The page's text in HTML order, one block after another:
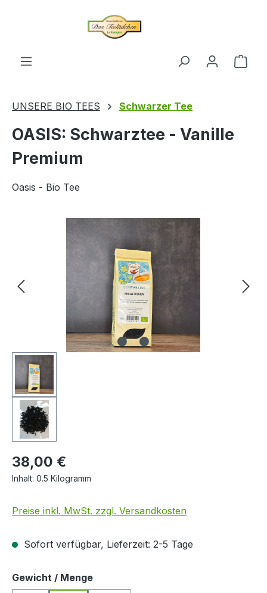
UNSERE BIO TEES Schwarzer Tee
OASIS: Schwarztee - Vanille
Premium
Oasis - Bio Tee
Bildergalerie überspringen
38,00 €
Inhalt: 0.5 Kilogramm
Preise inkl. MwSt. zzgl. Versandkosten
Sofort verfügbar, Lieferzeit: 2-5 Tage
Gewicht / Mengeauswählen